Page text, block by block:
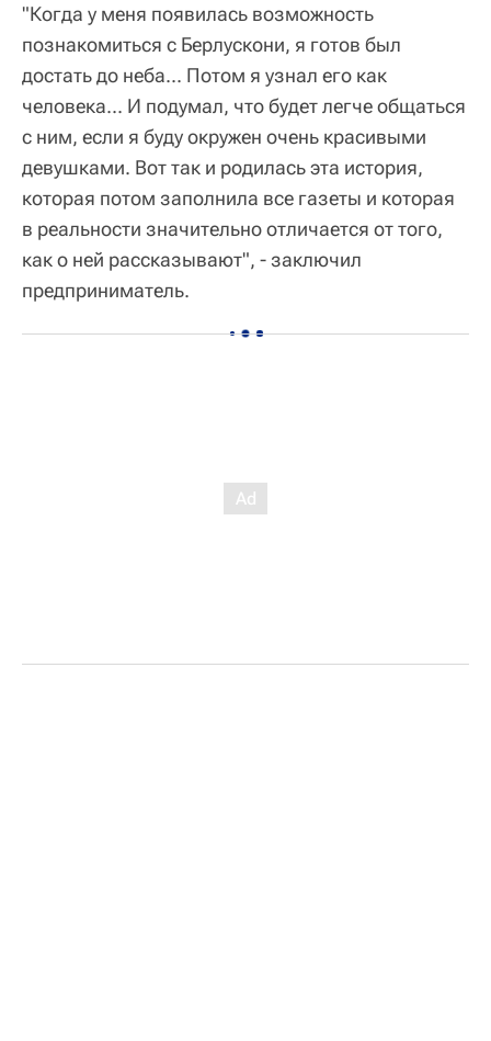
"Когда у меня появилась возможность
познакомиться с Берлускони, я готов был
достать до неба... Потом я узнал его как
человека... И подумал, что будет легче общаться
с ним, если я буду окружен очень красивыми
девушками. Вот так и родилась эта история,
которая потом заполнила все газеты и которая
в реальности значительно отличается от того,
как о ней рассказывают", - заключил
предприниматель.